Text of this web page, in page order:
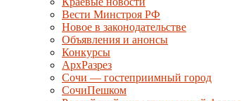
Вести Минстроя РФ
Новое в законодательстве
Объявления и анонсы
Конкурсы
АрхРазрез
Сочи — гостеприимный город
СочиПешком